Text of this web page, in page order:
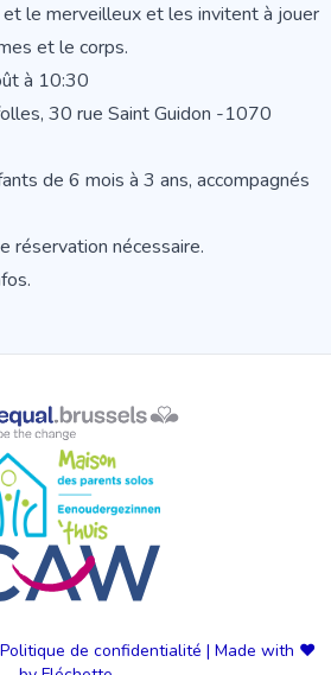
et le merveilleux et les invitent à jouer
et le corps.
à 10:30
30 rue Saint Guidon -1070
de 6 mois à 3 ans, accompagnés
réservation nécessaire.
Politique de confidentialité | Made with ❤️